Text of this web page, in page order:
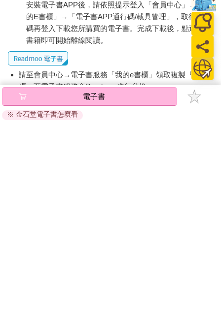
安裝電子書APP後，請依照提示登入「會員中心」→「我
的E書櫃」→「電子書APP通行碼/載具管理」，取得通行
碼再登入下載您所購買的電子書。完成下載後，點選任一
書籍即可開始離線閱讀。
請至會員中心→電子書服務「我的e書櫃」領取複製『兌換
碼』至電子書服務商Readmoo進行兌換。
退換貨須知：
因版權保護，您在金石堂所購買的電子書僅能以金石堂專屬
電子書
※ 金石堂電子書怎麼看